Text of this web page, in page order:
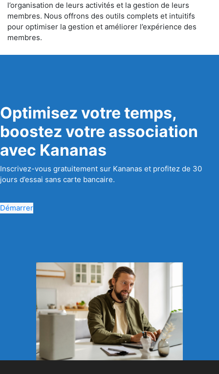
l’organisation de leurs activités et la gestion de leurs
membres. Nous offrons des outils complets et intuitifs
pour optimiser la gestion et améliorer l’expérience des
membres.
Optimisez votre temps,
boostez votre association
avec Kananas
Inscrivez-vous gratuitement sur Kananas et profitez de 30
jours d’essai sans carte bancaire.
Démarrer